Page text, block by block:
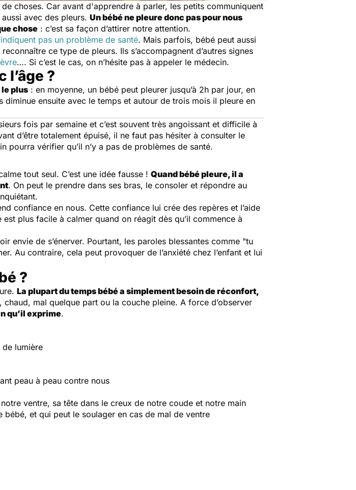
choses. Car avant d'apprendre à parler, les petits communiquent
avec des pleurs. Un bébé ne pleure donc pas pour nous
chose : c’est sa façon d’attirer notre attention.
pas un problème de santé. Mais parfois, bébé peut aussi
ce type de pleurs. Ils s’accompagnent d’autres signes
…. Si c’est le cas, on n’hésite pas à appeler le médecin.
?
le plus : en moyenne, un bébé peut pleurer jusqu’à 2h par jour, en
ensuite avec le temps et autour de trois mois il pleure en
fois par semaine et c’est souvent très angoissant et difficile à
d’être totalement épuisé, il ne faut pas hésiter à consulter le
pourra vérifier qu’il n’y a pas de problèmes de santé.
tout seul. C’est une idée fausse ! Quand bébé pleure, il a
. On peut le prendre dans ses bras, le consoler et répondre au
confiance en nous. Cette confiance lui crée des repères et l’aide
plus facile à calmer quand on réagit dès qu’il commence à
envie de s’énerver. Pourtant, les paroles blessantes comme "tu
Au contraire, cela peut provoquer de l’anxiété chez l’enfant et lui
?
La plupart du temps bébé a simplement besoin de réconfort,
mal quelque part ou la couche pleine. A force d’observer
qu’il exprime.
de lumière
peau à peau contre nous
ventre, sa tête dans le creux de notre coude et notre main
bébé, et qui peut le soulager en cas de mal de ventre